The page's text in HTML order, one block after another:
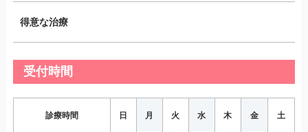
得意な治療
受付時間
診療時間 日 月 火 水 木 金 土